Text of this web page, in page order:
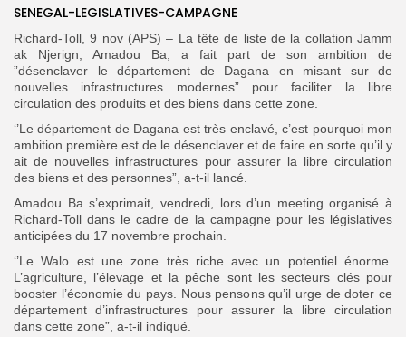
SENEGAL-LEGISLATIVES-CAMPAGNE
Richard-Toll, 9 nov (APS) – La tête de liste de la collation Jamm
ak Njerign, Amadou Ba, a fait part de son ambition de
”désenclaver le département de Dagana en misant sur de
nouvelles infrastructures modernes” pour faciliter la libre
circulation des produits et des biens dans cette zone.
‘’Le département de Dagana est très enclavé, c’est pourquoi mon
ambition première est de le désenclaver et de faire en sorte qu’il y
ait de nouvelles infrastructures pour assurer la libre circulation
des biens et des personnes”, a-t-il lancé.
Amadou Ba s’exprimait, vendredi, lors d’un meeting organisé à
Richard-Toll dans le cadre de la campagne pour les législatives
anticipées du 17 novembre prochain.
‘’Le Walo est une zone très riche avec un potentiel énorme.
L’agriculture, l’élevage et la pêche sont les secteurs clés pour
booster l’économie du pays. Nous pensons qu’il urge de doter ce
département d’infrastructures pour assurer la libre circulation
dans cette zone”, a-t-il indiqué.